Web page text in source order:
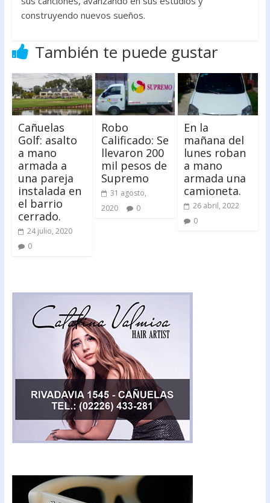
construyendo nuevos sueños.
También te puede gustar
Cañuelas
Golf: asalto
a mano
armada a
una pareja
instalada en
el barrio
cerrado.
24 julio, 2020
0
Robo
Calificado: Se
llevaron 200
mil pesos de
Supremo
31 agosto,
2020
0
En la
mañana del
lunes roban
a mano
armada una
camioneta.
26 abril, 2022
0